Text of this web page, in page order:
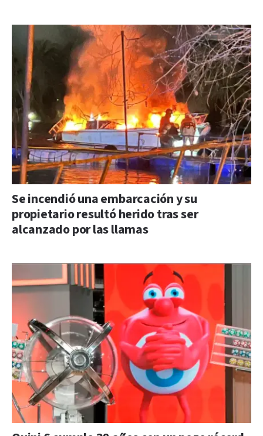
Se incendió una embarcación y su
propietario resultó herido tras ser
alcanzado por las llamas